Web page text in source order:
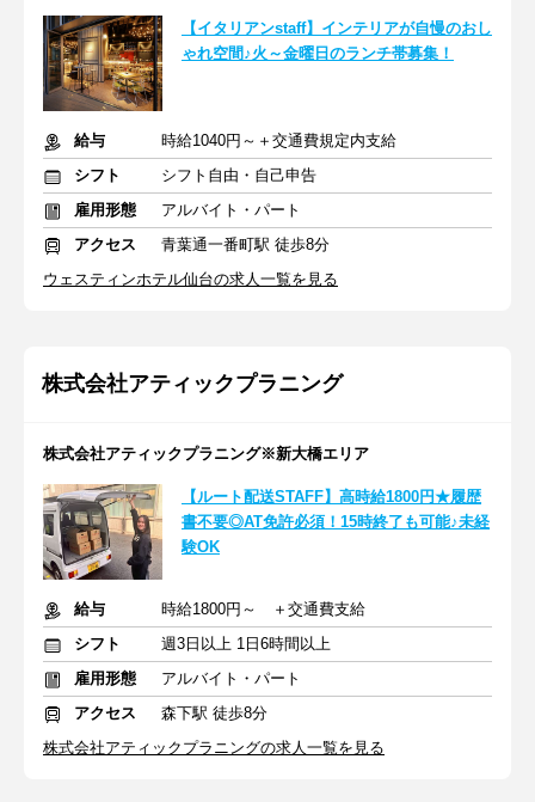
【イタリアンstaff】インテリアが自慢のおし
ゃれ空間♪火～金曜日のランチ帯募集！
給与
時給1040円～＋交通費規定内支給
シフト
シフト自由・自己申告
雇用形態
アルバイト・パート
アクセス
青葉通一番町駅 徒歩8分
ウェスティンホテル仙台の求人一覧を見る
株式会社アティックプラニング
株式会社アティックプラニング※新大橋エリア
【ルート配送STAFF】高時給1800円★履歴
書不要◎AT免許必須！15時終了も可能♪未経
験OK
給与
時給1800円～ ＋交通費支給
シフト
週3日以上 1日6時間以上
雇用形態
アルバイト・パート
アクセス
森下駅 徒歩8分
株式会社アティックプラニングの求人一覧を見る